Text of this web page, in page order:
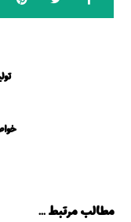
مطالب مرتبط ...